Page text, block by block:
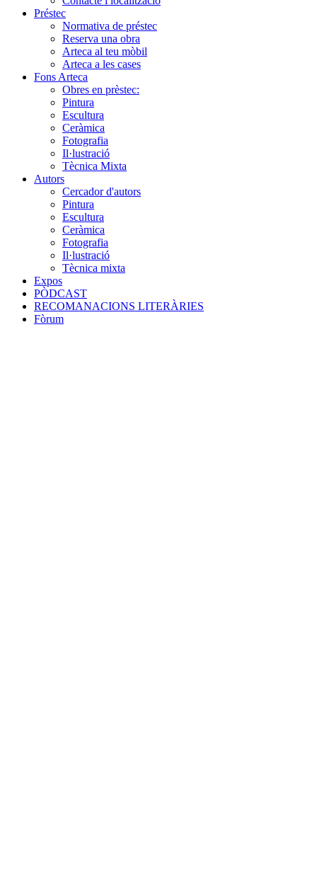
Préstec
Normativa de préstec
Reserva una obra
Arteca al teu mòbil
Arteca a les cases
Fons Arteca
Obres en prèstec:
Pintura
Escultura
Ceràmica
Fotografia
Il·lustració
Tècnica Mixta
Autors
Cercador d'autors
Pintura
Escultura
Ceràmica
Fotografia
Il·lustració
Tècnica mixta
Expos
PÒDCAST
RECOMANACIONS LITERÀRIES
Fòrum